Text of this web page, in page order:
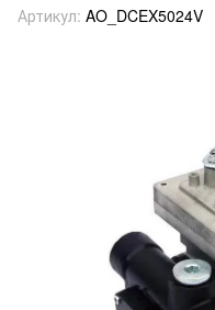
Артикул: AO_DCEX5024V